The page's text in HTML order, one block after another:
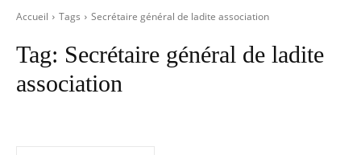
Accueil Tags Secrétaire général de ladite association
Tag: Secrétaire général de ladite
association